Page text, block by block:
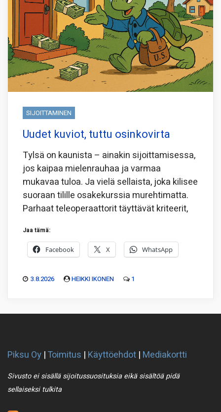
SIJOITTAMINEN
Uudet kuviot, tuttu osinkovirta
Tylsä on kaunista – ainakin sijoittamisessa,
jos kaipaa mielenrauhaa ja varmaa
mukavaa tuloa. Ja vielä sellaista, joka kilisee
suoraan tilille osakekurssia murehtimatta.
Parhaat teleoperaattorit täyttävät kriteerit,
Jaa tämä:
Facebook X WhatsApp
3.8.2026 HEIKKI IKONEN 1
Piksu Oy |Toimitus | Käyttöehdot | Mediakortti
Sivusto ei sisällä sijoitussuosituksia eikä sisältöä pidä
sellaiseksi tulkita